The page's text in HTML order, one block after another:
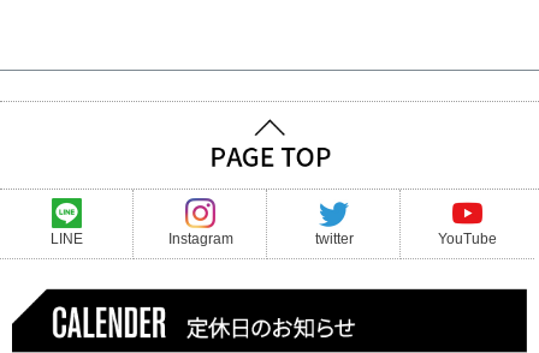
LINE Instagram twitter YouTube